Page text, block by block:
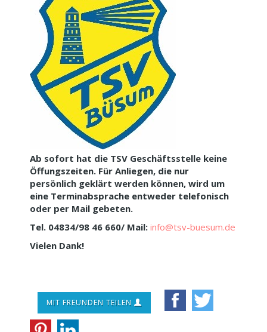
Ab sofort hat die TSV Geschäftsstelle keine
Öffungszeiten. Für Anliegen, die nur
persönlich geklärt werden können, wird um
eine Terminabsprache entweder telefonisch
oder per Mail gebeten.
Tel. 04834/98 46 660/ Mail: info@tsv-buesum.de
Vielen Dank!
MIT FREUNDEN TEILEN